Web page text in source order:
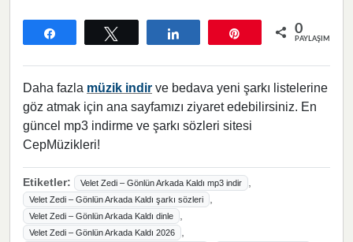
0
PAYLAŞIMLAR
Daha fazla müzik indir ve bedava yeni şarkı listelerine
göz atmak için ana sayfamızı ziyaret edebilirsiniz. En
güncel mp3 indirme ve şarkı sözleri sitesi
CepMüzikleri!
Etiketler: Velet Zedi – Gönlün Arkada Kaldı mp3 indir
Velet Zedi – Gönlün Arkada Kaldı şarkı sözleri
Velet Zedi – Gönlün Arkada Kaldı dinle
Velet Zedi – Gönlün Arkada Kaldı 2026